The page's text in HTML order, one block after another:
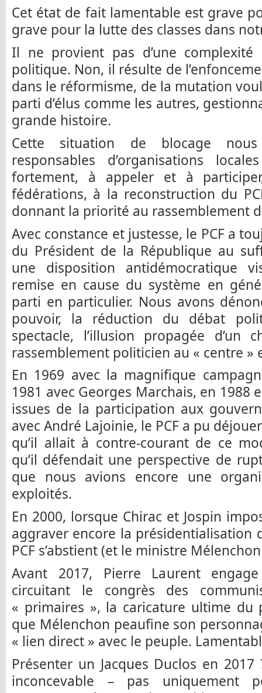
Cet état de fait lamentable est grave
grave pour la lutte des classes dans
Il ne provient pas d’une
politique. Non, il résulte de
dans le réformisme, de la mutation
parti d’élus comme les autres,
grande histoire.
Cette situation de blocage
responsables d’organisations
fortement, à appeler et à
fédérations, à la reconstruction du
donnant la priorité au rassemblement
Avec constance et justesse, le PCF a
du Président de la République au
une disposition antidémocratique
remise en cause du système en
parti en particulier. Nous avons
pouvoir, la réduction du débat
spectacle, l’illusion propagée d’un
rassemblement politicien au « centre »
En 1969 avec la magnifique
1981 avec Georges Marchais, en 1988
issues de la participation aux
avec André Lajoinie, le PCF a pu
qu’il allait à contre-courant de ce
qu’il défendait une perspective de
que nous avions encore une
exploités.
En 2000, lorsque Chirac et Jospin
aggraver encore la présidentialisation
PCF s’abstient (et le ministre
Avant 2017, Pierre Laurent
circuitant le congrès des
« primaires », la caricature ultime du
que Mélenchon peaufine son
« lien direct » avec le peuple.
Présenter un Jacques Duclos en 2017
inconcevable – pas uniquement